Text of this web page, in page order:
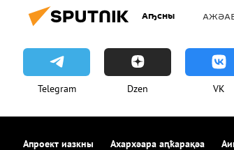
Аҧсны
Telegram Dzen VK
Апроект иазкны Ахархәара аԥҟарақәа